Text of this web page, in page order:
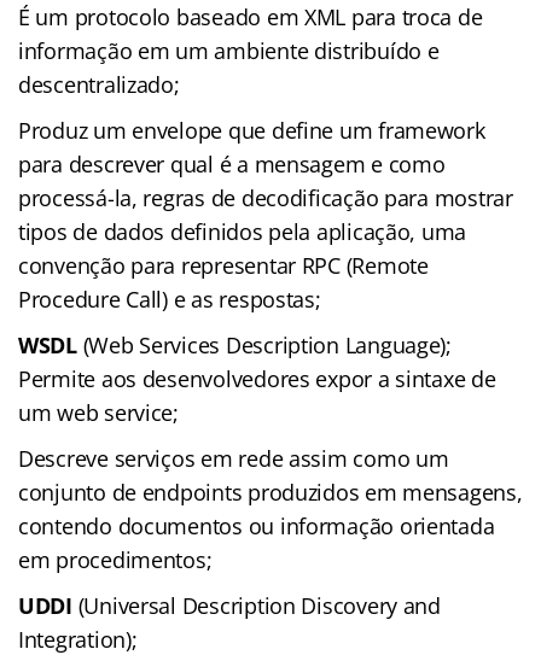
É um protocolo baseado em XML para troca de
informação em um ambiente distribuído e
descentralizado;
Produz um envelope que define um framework
para descrever qual é a mensagem e como
processá-la, regras de decodificação para mostrar
tipos de dados definidos pela aplicação, uma
convenção para representar RPC (Remote
Procedure Call) e as respostas;
WSDL(Web Services Description Language);
Permite aos desenvolvedores expor a sintaxe de
um web service;
Descreve serviços em rede assim como um
conjunto de endpoints produzidos em mensagens,
contendo documentos ou informação orientada
em procedimentos;
UDDI (Universal Description Discovery and
Integration);